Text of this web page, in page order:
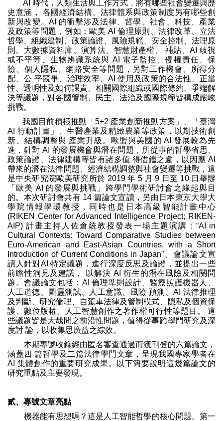
AI 時代，人類生活與工作方式，將有哪些社會變遷與歷
史意涵， 各國經濟結構、法律體系與政策制度另有哪些創
新與改變。AI 的衝擊涉及法律、哲學、社會、科技、產業
及政策等問題，例如：歐美 AI 倫理原則、法律改革、立法
哲學、組織建制、政策論證、風險規範、安全控制、法理原
則、大數據資料庫、演算法、智慧財產權、 補貼、AI 歧視
或不平等、生物辨識系統與 AI 電子監控、侵權責任、保
險、個人隱私、網路安全等問題，另對工作機會、所得分
配、公 平競爭、治理效率、AI 使用及政策的合法性、正當
性、透明性及如何課責、相關國際組織或國際條約、爭端解
決等議題，對各國管制、民主、法治及國際規範皆構成嚴峻
挑戰。
我國目前積極推動「5+2 產業創新推動方案」、「臺灣
AI 行動計畫」、生醫產業及精緻農業等政策，以期技術創
新、結構調整與 產業升級。歐盟與美國的 AI 發展較為先
進，針對 AI 的發展機會與潛在問題，所從事的哲學省思、
政策論證、法律建構等皆有諸多值 得借鑑之處，以因應 AI
帶來的潛在法律問題、經濟結構調整與社會變遷等挑戰，這
是中央研究院歐美研究所於 2019 年 5 月 9 日至 10 日舉辦
「歐美 AI 的發展與挑戰」跨學門學術研討會之緣起與目
的。本次研討會共有 14 篇論文宣讀，另由日本東京大學大
學院情報學環教授，同時也是日本高級智能計畫中心
(RIKEN Center for Advanced Intelligence Project; RIKEN-
AIP) 計畫主持人佐倉統教授發表一場主題演講：“AI in
Cultural Contexts: Toward Comparative Studies between
Euro-American and East-Asian Countries, with a Short
Introduction of Current Conditions in Japan”。會議論文宣
讀人針對AI 特定議題，進行深度反思及論證，並提出一些
前瞻性洞見及建議， 以解決 AI 衍生的潛在風險及相關問
題。會議論文包括：AI 倫理準則設計、醫療照護機器人、
人工道德、圖靈測試、人工意識、風險 預測、AI 法律推理
及判斷、研究倫理、自駕車法律及管制模式、隱私及個資保
護、數位版權、人工智慧創作之著作權可行性等題目。 這
些議題皆是大哉問之前沿性問題，值得從事跨學門研究及深
度討 論，以收集思廣益之綜效。
本期專號收錄經由匿名審查通過而獲刊登的六篇論文，
涵蓋四 篇哲學及二篇法律學門文章，呈現我國專家學者在
AI 集體創作的重要研究成果。以下簡要說明這幾篇論文的
研究重點及主要發現。
貳、專號文章亮點
機器能有思想嗎？這是人工智能哲學的核心問題。第一